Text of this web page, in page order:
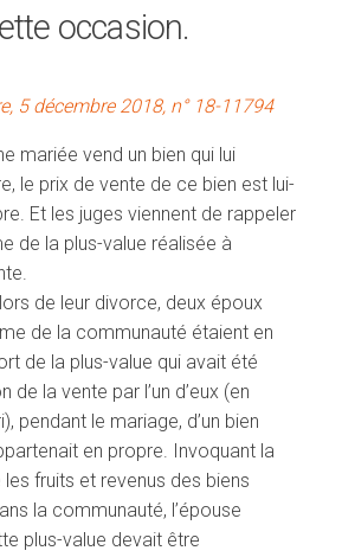
occasion.
5 décembre 2018, n° 18-11794
mariée vend un bien qui lui
le prix de vente de ce bien est lui-
Et les juges viennent de rappeler
de la plus-value réalisée à
de leur divorce, deux époux
de la communauté étaient en
de la plus-value qui avait été
de la vente par l’un d’eux (en
pendant le mariage, d’un bien
en propre. Invoquant la
fruits et revenus des biens
la communauté, l’épouse
plus-value devait être